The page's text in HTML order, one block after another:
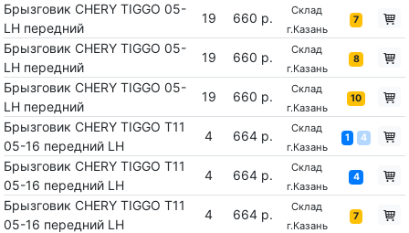
Брызговик CHERY TIGGO 05-
LH передний
19 660 р.
Склад
г.Казань
7
Брызговик CHERY TIGGO 05-
LH передний
19 660 р.
Склад
г.Казань
8
Брызговик CHERY TIGGO 05-
LH передний
19 660 р.
Склад
г.Казань
10
Брызговик CHERY TIGGO T11
05-16 передний LH
4 664 р.
Склад
г.Казань
1 4
Брызговик CHERY TIGGO T11
05-16 передний LH
4 664 р.
Склад
г.Казань
4
Брызговик CHERY TIGGO T11
05-16 передний LH
4 664 р.
Склад
г.Казань
7